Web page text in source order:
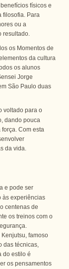
físicos e
filosofia. Para
ou a
resultado.
os Momentos de
da cultura
os alunos
Jorge
São Paulo duas
voltado para o
dando pouca
Com esta
da vida.
e pode ser
às experiências
centenas de
os treinos com o
famoso
das técnicas,
do estilo é
os pensamentos